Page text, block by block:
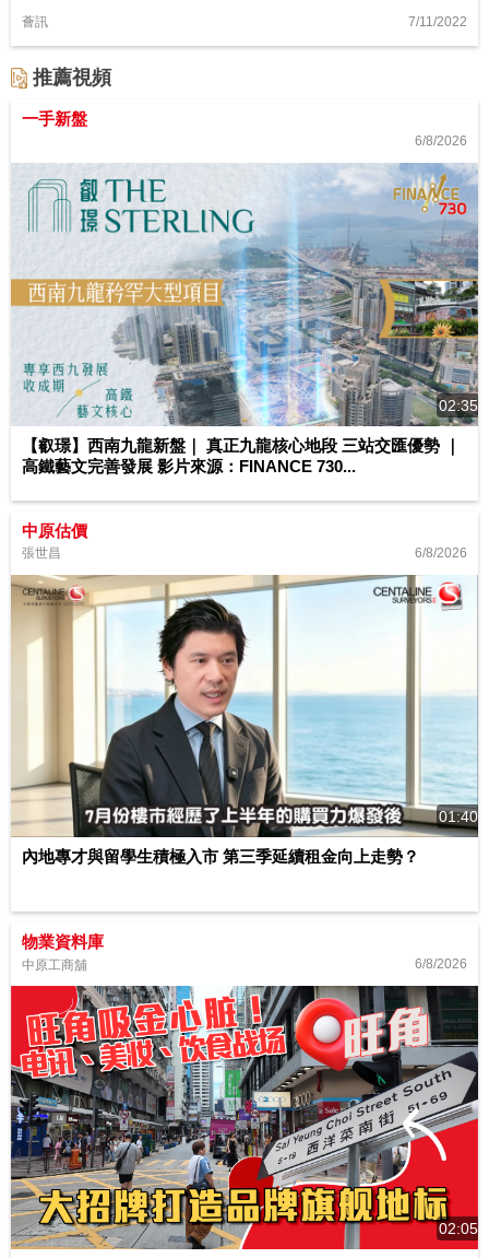
薈訊 7/11/2022
推薦視頻
一手新盤
6/8/2026
02:35
【叡璟】西南九龍新盤｜ 真正九龍核心地段 三站交匯優勢 ｜
高鐵藝文完善發展 影片來源：FINANCE 730...
中原估價
張世昌 6/8/2026
01:40
內地專才與留學生積極入市 第三季延續租金向上走勢？
物業資料庫
中原工商舖 6/8/2026
02:05